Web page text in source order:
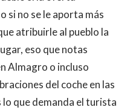
si no se le aporta más
atribuirle al pueblo la
eso que notas
Almagro o incluso
del coche en las
lo que demanda el turista